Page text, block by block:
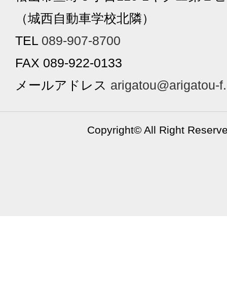
（城西自動車学校北隣）
TEL 089-907-8700
FAX 089-922-0133
メールアドレス arigatou@arigatou-
Copyright© All Right